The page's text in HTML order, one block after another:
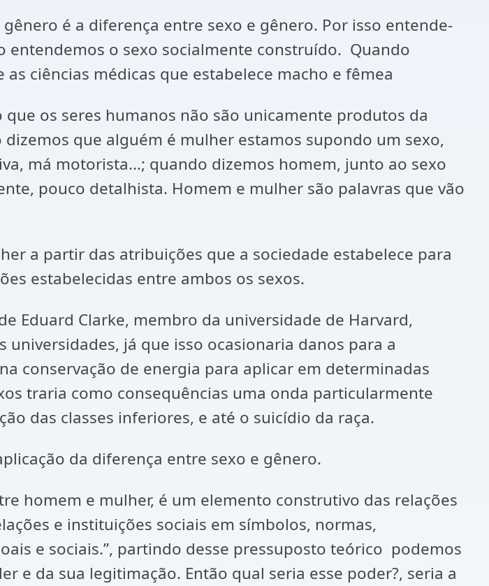
é a diferença entre sexo e gênero. Por isso entende-
entendemos o sexo socialmente construído. Quando
ciências médicas que estabelece macho e fêmea
os seres humanos não são unicamente produtos da
que alguém é mulher estamos supondo um sexo,
má motorista...; quando dizemos homem, junto ao sexo
pouco detalhista. Homem e mulher são palavras que vão
partir das atribuições que a sociedade estabelece para
estabelecidas entre ambos os sexos.
Clarke, membro da universidade de Harvard,
já que isso ocasionaria danos para a
conservação de energia para aplicar em determinadas
traria como consequências uma onda particularmente
das classes inferiores, e até o suicídio da raça.
da diferença entre sexo e gênero.
e mulher, é um elemento construtivo das relações
e instituições sociais em símbolos, normas,
e sociais.”, partindo desse pressuposto teórico podemos
e da sua legitimação. Então qual seria esse poder?, seria a